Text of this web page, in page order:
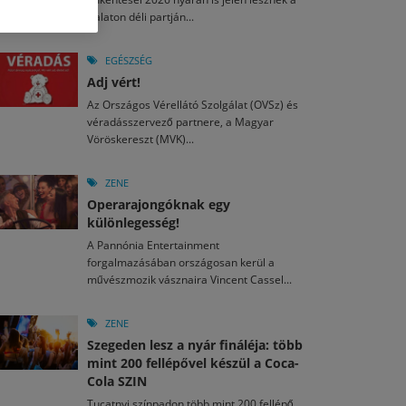
2026. JÚL. 15.
nézők 10 kedvenc filmje 2026 első félévében
2026. JÚL. 3.
án hozzánk is megérkezik a Rocktábor
2026. JÚL. 29.
a jubileumi Művészetek Völgye – még öt
kulturális ünnep
Fesztivál 2026
egy mese: 30 napos mesekihívást indít a Libri
2026. MÁJ. 11.
László kapta az Artisjus Irodalmi Nagydíjat
Balaton déli partján...
EGÉSZSÉG
Adj vért!
Az Országos Vérellátó Szolgálat (OVSz) és
véradásszervező partnere, a Magyar
Vöröskereszt (MVK)...
ZENE
Operarajongóknak egy
különlegesség!
A Pannónia Entertainment
forgalmazásában országosan kerül a
művészmozik vásznaira Vincent Cassel...
ZENE
Szegeden lesz a nyár fináléja: több
mint 200 fellépővel készül a Coca-
Cola SZIN